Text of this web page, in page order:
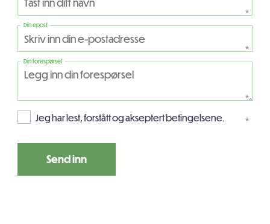
*
Din epost
*
Din forespørsel
*
Jeg har lest, forstått og akseptert betingelsene. *